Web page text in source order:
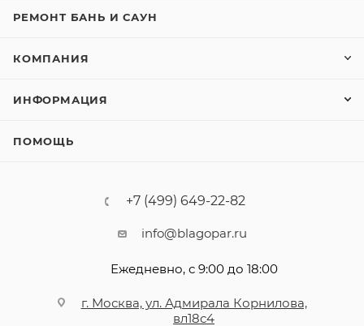
РЕМОНТ БАНЬ И САУН
КОМПАНИЯ
ИНФОРМАЦИЯ
ПОМОЩЬ
+7 (499) 649-22-82
info@blagopar.ru
Ежедневно, с 9:00 до 18:00
г. Москва, ул. Адмирала Корнилова,
вл18с4